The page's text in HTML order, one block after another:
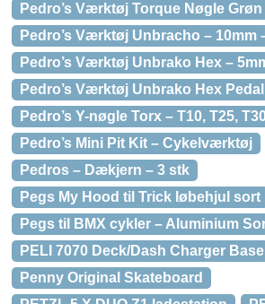
Pedro’s Værktøj Torque Nøgle
Pedro’s Værktøj Unbracho –
Pedro’s Værktøj Unbrako Hex –
Pedro’s Værktøj Unbrako Hex
Pedro’s Y-nøgle Torx – T10, T25,
Pedro’s Mini Pit Kit – Cykelværktøj
Pedros – Dækjern – 3 stk
Pegs My Hood til Trick løbehjul sort
Pegs til BMX cykler – Aluminium
PELI 7070 Deck/Dash Charger
Penny Original Skateboard